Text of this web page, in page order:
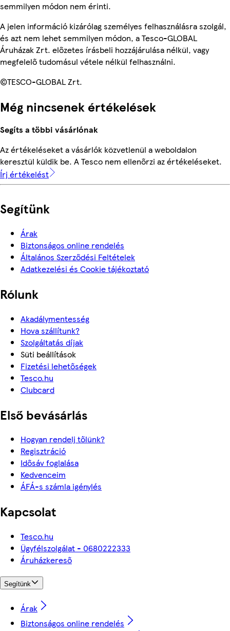
semmilyen módon nem érinti.
A jelen információ kizárólag személyes felhasználásra szolgál,
és azt nem lehet semmilyen módon, a Tesco-GLOBAL
Áruházak Zrt. előzetes írásbeli hozzájárulása nélkül, vagy
megfelelő tudomásul vétele nélkül felhasználni.
©TESCO-GLOBAL Zrt.
Még nincsenek értékelések
Segíts a többi vásárlónak
Az értékeléseket a vásárlók közvetlenül a weboldalon
keresztül küldik be. A Tesco nem ellenőrzi az értékeléseket.
Írj értékelést
Segítünk
Árak
Biztonságos online rendelés
Általános Szerződési Feltételek
Adatkezelési és Cookie tájékoztató
Rólunk
Akadálymentesség
Hova szállítunk?
Szolgáltatás díjak
Süti beállítások
Fizetési lehetőségek
Tesco.hu
Clubcard
Első bevásárlás
Hogyan rendelj tőlünk?
Regisztráció
Idősáv foglalása
Kedvenceim
ÁFÁ-s számla igénylés
Kapcsolat
Tesco.hu
Ügyfélszolgálat - 0680222333
Áruházkereső
Segítünk
Árak
Biztonságos online rendelés